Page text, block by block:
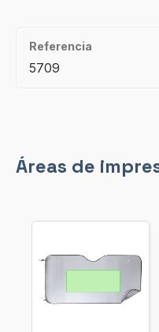
Referencia
5709
Áreas de